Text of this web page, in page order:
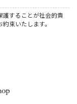
することが社会的責
束いたします。